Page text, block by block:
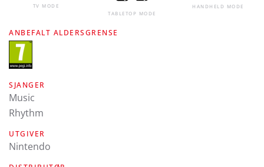
TV MODE
TABLETOP MODE
HANDHELD MODE
ANBEFALT ALDERSGRENSE
SJANGER
Music
Rhythm
UTGIVER
Nintendo